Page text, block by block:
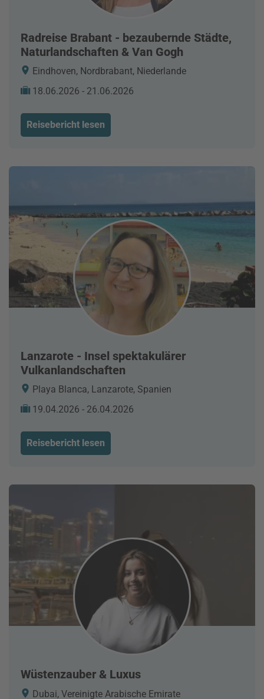
Radreise Brabant - bezaubernde Städte,
Naturlandschaften & Van Gogh
Eindhoven, Nordbrabant, Niederlande
18.06.2026 - 21.06.2026
Reisebericht lesen
Lanzarote - Insel spektakulärer
Vulkanlandschaften
Playa Blanca, Lanzarote, Spanien
19.04.2026 - 26.04.2026
Reisebericht lesen
Wüstenzauber & Luxus
Dubai, Vereinigte Arabische Emirate